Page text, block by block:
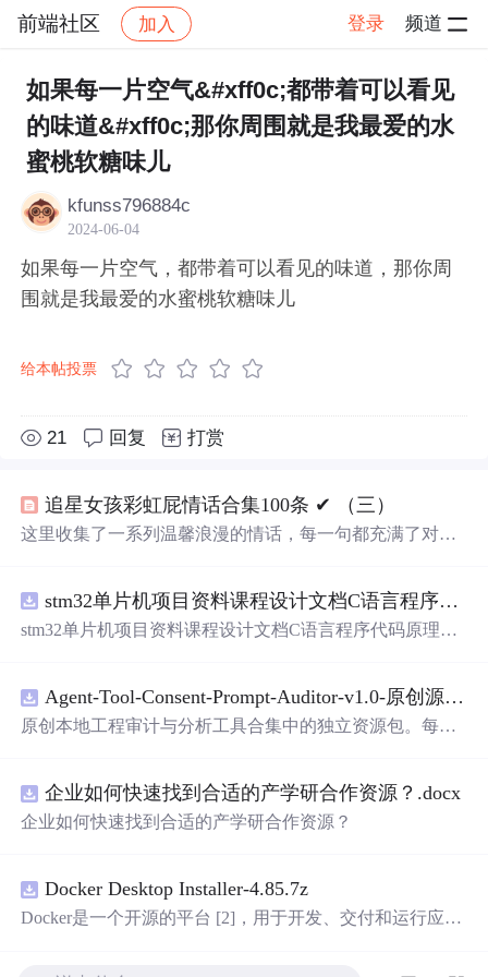
前端社区 加入 登录 频道
社区 前端社区 感慨 帖子详情
如果每一片空气&#xff0c;都带着可以看见
的味道&#xff0c;那你周围就是我最爱的水
蜜桃软糖味儿
kfunss796884c
2024-06-04
如果每一片空气，都带着可以看见的味道，那你周
围就是我最爱的水蜜桃软糖味儿
给本帖投票
21 回复 打赏
追星女孩彩虹屁情话合集100条 ✔︎ （三）
这里收集了一系列温馨浪漫的情话，每一句都充满了对爱
stm32单片机项目资料课程设计文档C语言程序代码原理图电路PCB实例五种PWM反馈控制模式研究
stm32单片机项目资料课程设计文档C语言程序代码原理图
Agent-Tool-Consent-Prompt-Auditor-v1.0-原创源码与文档.zip
原创本地工程审计与分析工具合集中的独立资源包。每个
README、运行说明、功能清单、MIT License及原创与授
权声明。解压后进入project目录，执行npm test验证算法，
目源码、Logo、官方截图、论文、生产日志或其他受限素
材。适合前端开发、AI应用工程、测试审计和课程实践。
企业如何快速找到合适的产学研合作资源？.docx
企业如何快速找到合适的产学研合作资源？
Docker Desktop Installer-4.85.7z
Docker是一个开源的平台 [2]，用于开发、交付和运行应用